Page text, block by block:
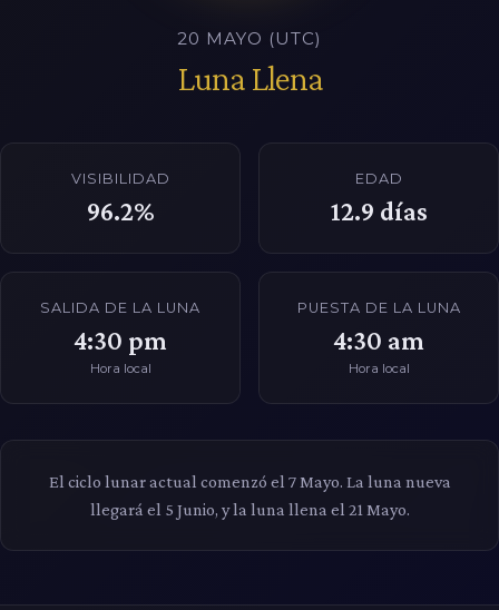
20 MAYO (UTC)
Luna Llena
VISIBILIDAD
96.2%
EDAD
12.9 días
SALIDA DE LA LUNA
4:30 pm
Hora local
PUESTA DE LA LUNA
4:30 am
Hora local
El ciclo lunar actual comenzó el 7 Mayo. La luna nueva
llegará el 5 Junio, y la luna llena el 21 Mayo.